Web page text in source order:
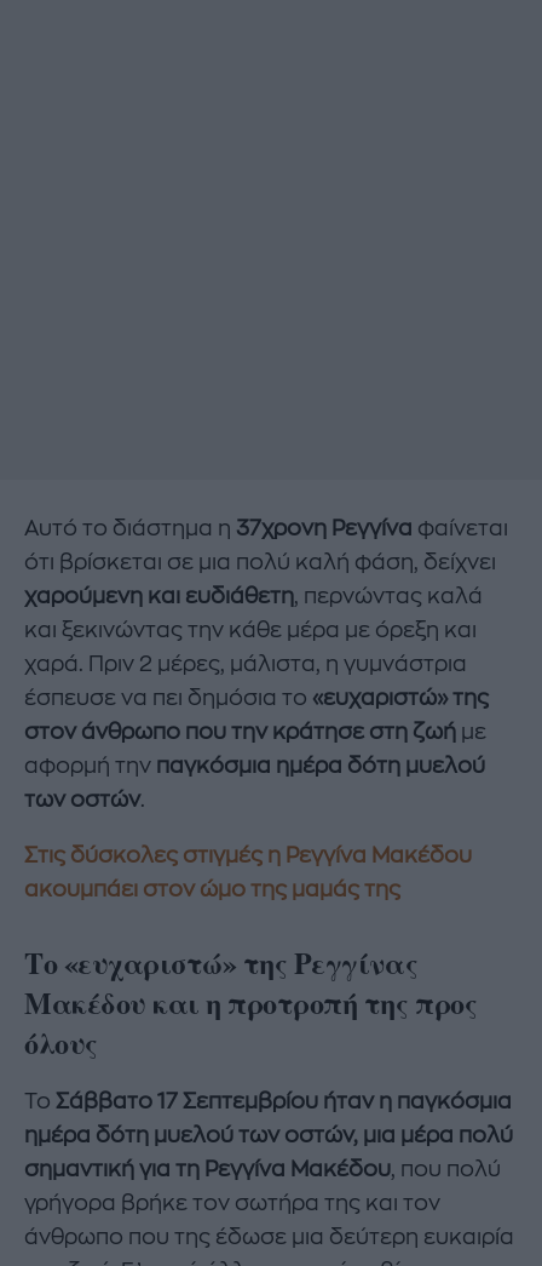
Αυτό το διάστημα η 37χρονη Ρεγγίνα φαίνεται
ότι βρίσκεται σε μια πολύ καλή φάση, δείχνει
χαρούμενη και ευδιάθετη, περνώντας καλά
και ξεκινώντας την κάθε μέρα με όρεξη και
χαρά. Πριν 2 μέρες, μάλιστα, η γυμνάστρια
έσπευσε να πει δημόσια το «ευχαριστώ» της
στον άνθρωπο που την κράτησε στη ζωή με
αφορμή την παγκόσμια ημέρα δότη μυελού
των οστών.
Στις δύσκολες στιγμές η Ρεγγίνα Μακέδου
ακουμπάει στον ώμο της μαμάς της
Το «ευχαριστώ» της Ρεγγίνας
Μακέδου και η προτροπή της προς
όλους
Το Σάββατο 17 Σεπτεμβρίου ήταν η παγκόσμια
ημέρα δότη μυελού των οστών, μια μέρα πολύ
σημαντική για τη Ρεγγίνα Μακέδου , που πολύ
γρήγορα βρήκε τον σωτήρα της και τον
άνθρωπο που της έδωσε μια δεύτερη ευκαιρία